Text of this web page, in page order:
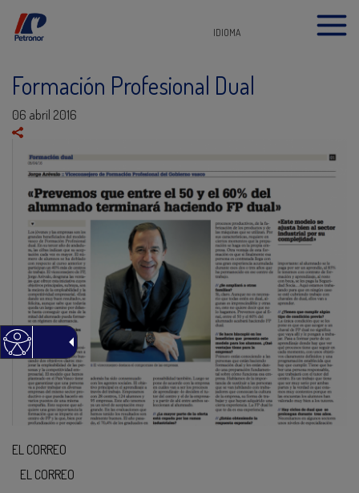
IDIOMA
Formación Profesional Dual
06 abril 2016
EL CORREO
EL CORREO